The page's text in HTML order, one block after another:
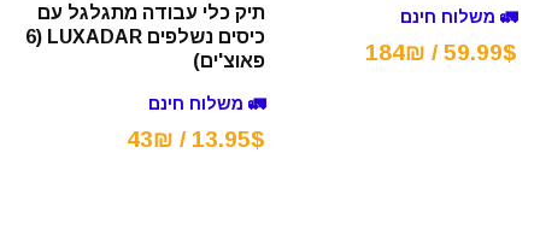
🚛 משלוח חינם
59.99$ / 184₪
תיק כלי עבודה מתגלגל עם
כיסים נשלפים LUXADAR (6
פאוצ'ים)
🚛 משלוח חינם
13.95$ / 43₪